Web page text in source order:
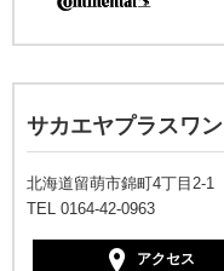
サカエヤプラスワン
北海道留萌市錦町4丁目2-1
TEL 0164-42-0963
アクセス